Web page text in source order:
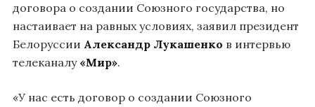
договора о создании Союзного государства, но
настаивает на равных условиях, заявил президент
Белоруссии Александр Лукашенко в интервью
телеканалу «Мир».
«У нас есть договор о создании Союзного